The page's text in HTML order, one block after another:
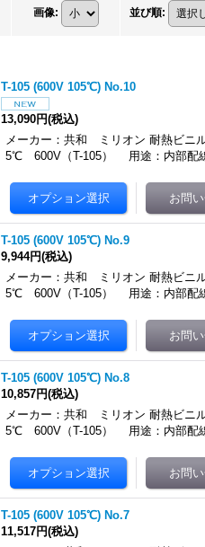
画像: 並び順:
T-105 (600V 105℃) No.10
13,090円(税込)
メーカー：共和 ミリオン 耐熱ビニ
5℃ 600V（T-105） 用途：内部配
T-105 (600V 105℃) No.9
9,944円(税込)
メーカー：共和 ミリオン 耐熱ビニ
5℃ 600V（T-105） 用途：内部配
T-105 (600V 105℃) No.8
10,857円(税込)
メーカー：共和 ミリオン 耐熱ビニ
5℃ 600V（T-105） 用途：内部配
T-105 (600V 105℃) No.7
11,517円(税込)